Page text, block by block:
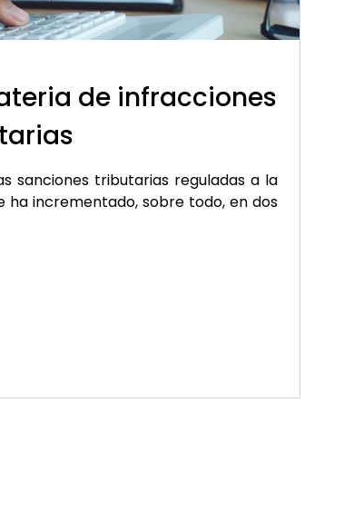
de infracciones
sanciones tributarias reguladas a la
ha incrementado, sobre todo, en dos